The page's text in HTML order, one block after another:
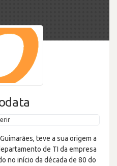
teve a sua origem a
de TI da empresa
no início da década de 80 do